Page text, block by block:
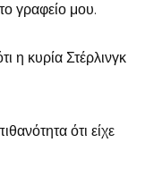
γραφείο μου.
η κυρία Στέρλινγκ
ότι είχε